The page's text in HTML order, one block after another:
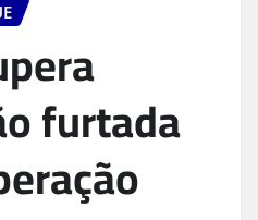
furtada